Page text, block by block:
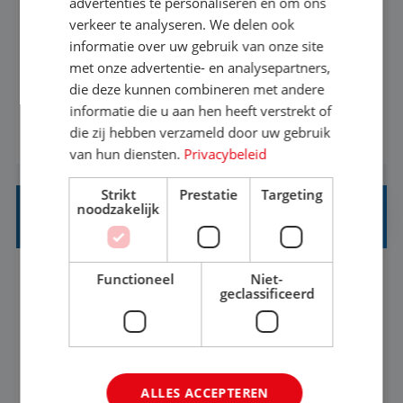
Met jouw ervaring in de reisbranche of
achtergrond in toerisme ben je klaar voor de
volgende stap. Vanaf je stoel reis je de hele
wereld over en speel je moeiteloos in op de
wensen van je team, je klant en wat er in de
reiswereld gebeurt. Met je enthousiasme weet je
klanten te overtuigen om die droomreis te
boeken! ...
BEKIJK VACATURE
REISADVISEUR JUNIOR
Bunschoten-Spakenburg, Utrecht, Nederland
MBO
achtergrond in toerisme ben je klaar voor de
verkeer te analyseren. We delen ook
informatie over uw gebruik van onze site
met onze advertentie- en analysepartners,
die deze kunnen combineren met andere
informatie die u aan hen heeft verstrekt of
die zij hebben verzameld door uw gebruik
van hun diensten. Privacybeleid
Strikt
noodzakelijk
Prestatie Targeting
Functioneel
Niet-
geclassificeerd
ALLES ACCEPTEREN